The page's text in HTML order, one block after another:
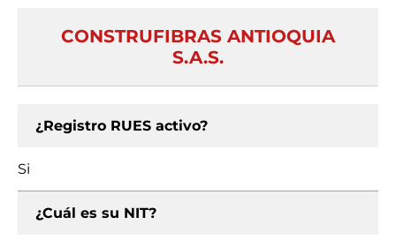
CONSTRUFIBRAS ANTIOQUIA
S.A.S.
¿Registro RUES activo?
Si
¿Cuál es su NIT?